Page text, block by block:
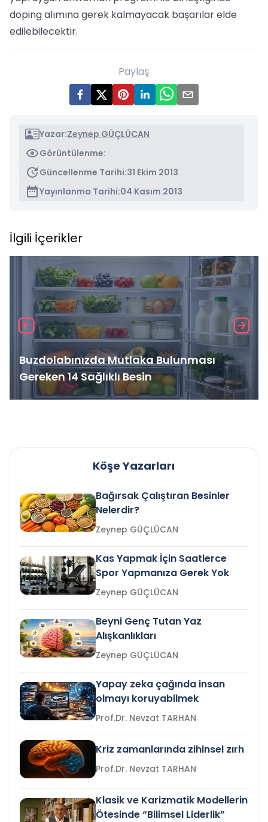
doping alımına gerek kalmayacak başarılar elde
edilebilecektir.
Paylaş
Yazar:Zeynep GÜÇLÜCAN
Görüntülenme:
Güncellenme Tarihi:31 Ekim 2013
Yayınlanma Tarihi:04 Kasım 2013
İlgili İçerikler
Buzdolabınızda Mutlaka Bulunması
Gereken 14 Sağlıklı Besin
Köşe Yazarları
Bağırsak Çalıştıran Besinler
Nelerdir?
Zeynep GÜÇLÜCAN
Kas Yapmak İçin Saatlerce
Spor Yapmanıza Gerek Yok
Zeynep GÜÇLÜCAN
Beyni Genç Tutan Yaz
Alışkanlıkları
Zeynep GÜÇLÜCAN
Yapay zeka çağında insan
olmayı koruyabilmek
Prof.Dr. Nevzat TARHAN
Kriz zamanlarında zihinsel zırh
Prof.Dr. Nevzat TARHAN
Klasik ve Karizmatik Modellerin
Ötesinde “Bilimsel Liderlik”